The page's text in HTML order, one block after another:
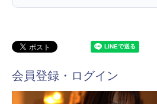
会員登録・ログイン